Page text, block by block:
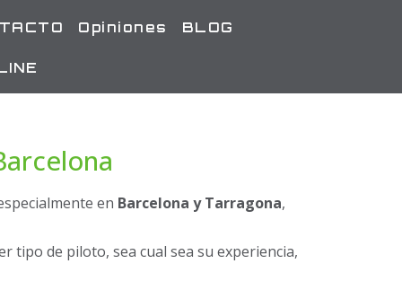
Opiniones BLOG
en Barcelona y Tarragona,
tipo de piloto, sea cual sea su experiencia,